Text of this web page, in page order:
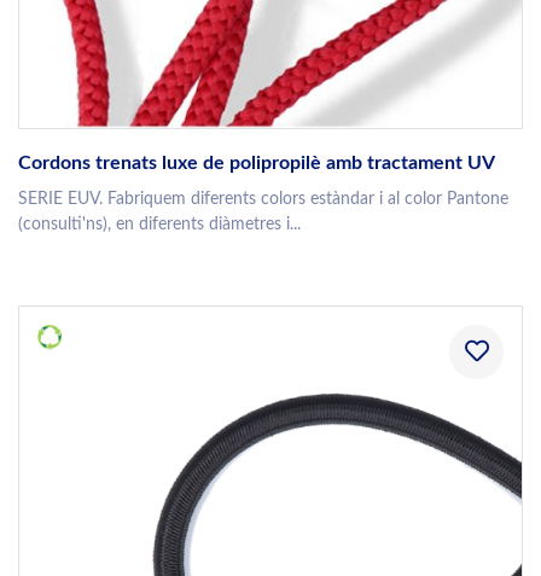
Cordons trenats luxe de polipropilè amb tractament UV
SERIE EUV. Fabriquem diferents colors estàndar i al color Pantone
(consulti'ns), en diferents diàmetres i...